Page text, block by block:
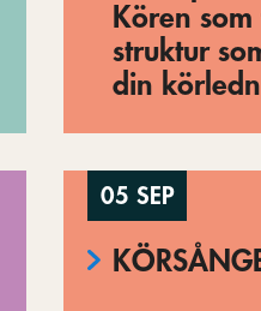
Kören
struktur
din
05 SEP